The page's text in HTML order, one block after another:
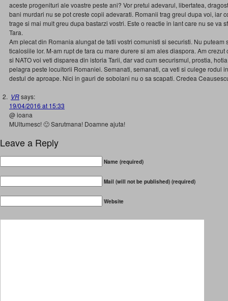
aceste progenituri ale voastre peste ani? Vor pretui adevarul, libertatea,
bani murdari nu se pot creste copii adevarati. Romanii trag greul dupa voi, iar
trage si mai mult greu dupa bastarzi vostri. Este o reactie in lant care nu se va
Tara.
Am plecat din Romania alungat de tatii vostri comunisti si securisti. Nu puteam
ticalosiile lor. M-am rupt de tara cu mare durere si am ales diaspora. Am
si NATO voi veti disparea din istoria Tarii, dar vad cum securismul, prostia,
pelagra peste locuitorii Romaniei. Semanati, semanati, ca veti si culege rodul
destul de aproape. Nici in gauri de sobolani nu o sa scapati. Credea
VRsays:
19/04/2016 at 15:33
@ ioana
MUltumesc! 🙂 Sarutmana! Doamne ajuta!
Leave a Reply
Name (required)
Mail (will not be published) (required)
Website